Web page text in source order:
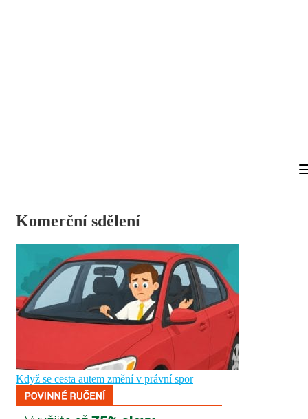
Komerční sdělení
Když se cesta autem změní v právní spor